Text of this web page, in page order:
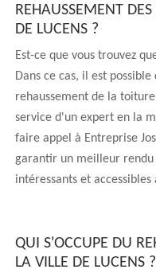
REHAUSSEMENT
DE LUCENS ?
Est-ce que vous trouvez
Dans ce cas, il est
rehaussement de la
service d'un expert en la
faire appel à Entreprise
garantir un meilleur rendu
intéressants et accessibles
QUI S'OCCUPE DU
LA VILLE DE LUCENS ?